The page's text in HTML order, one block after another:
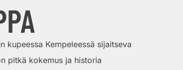
kupeessa Kempeleessä sijaitseva
pitkä kokemus ja historia